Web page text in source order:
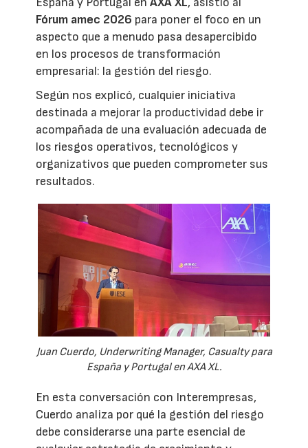
Fórum amec 2026 para poner el foco en un
aspecto que a menudo pasa desapercibido
en los procesos de transformación
empresarial: la gestión del riesgo.
Según nos explicó, cualquier iniciativa
destinada a mejorar la productividad debe ir
acompañada de una evaluación adecuada de
los riesgos operativos, tecnológicos y
organizativos que pueden comprometer sus
resultados.
Juan Cuerdo, Underwriting Manager, Casualty para
España y Portugal en AXA XL.
En esta conversación con Interempresas,
Cuerdo analiza por qué la gestión del riesgo
debe considerarse una parte esencial de